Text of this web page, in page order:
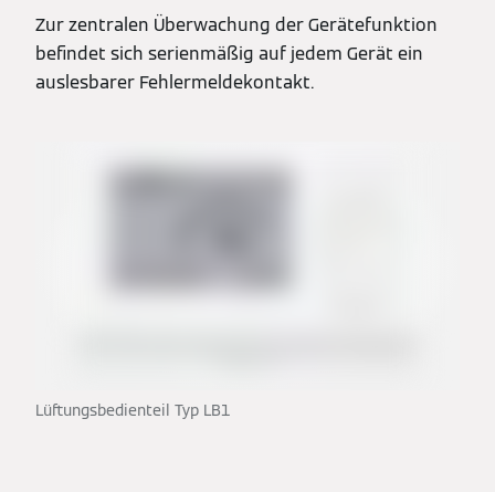
Zur zentralen Überwachung der Gerätefunktion
befindet sich serienmäßig auf jedem Gerät ein
auslesbarer Fehlermeldekontakt.
Lüftungsbedienteil Typ LB1